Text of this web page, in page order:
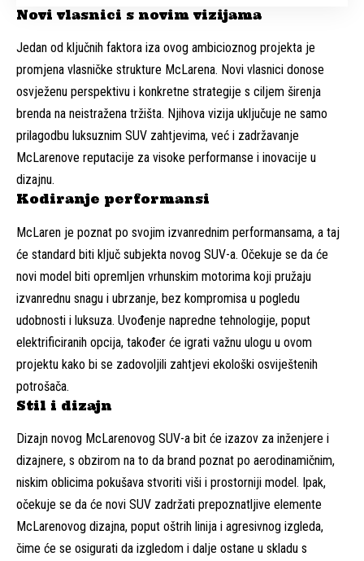
Novi vlasnici s novim vizijama
Jedan od ključnih faktora iza ovog ambicioznog projekta je
promjena vlasničke strukture McLarena. Novi vlasnici donose
osvježenu perspektivu i konkretne strategije s ciljem širenja
brenda na neistražena tržišta. Njihova vizija uključuje ne samo
prilagodbu luksuznim SUV zahtjevima, već i zadržavanje
McLarenove reputacije za visoke performanse i inovacije u
dizajnu.
Kodiranje performansi
McLaren je poznat po svojim izvanrednim performansama, a taj
će standard biti ključ subjekta novog SUV-a. Očekuje se da će
novi model biti opremljen vrhunskim motorima koji pružaju
izvanrednu snagu i ubrzanje, bez kompromisa u pogledu
udobnosti i luksuza. Uvođenje napredne tehnologije, poput
elektrificiranih opcija, također će igrati važnu ulogu u ovom
projektu kako bi se zadovoljili zahtjevi ekološki osviještenih
potrošača.
Stil i dizajn
Dizajn novog McLarenovog SUV-a bit će izazov za inženjere i
dizajnere, s obzirom na to da brand poznat po aerodinamičnim,
niskim oblicima pokušava stvoriti viši i prostorniji model. Ipak,
očekuje se da će novi SUV zadržati prepoznatljive elemente
McLarenovog dizajna, poput oštrih linija i agresivnog izgleda,
čime će se osigurati da izgledom i dalje ostane u skladu s